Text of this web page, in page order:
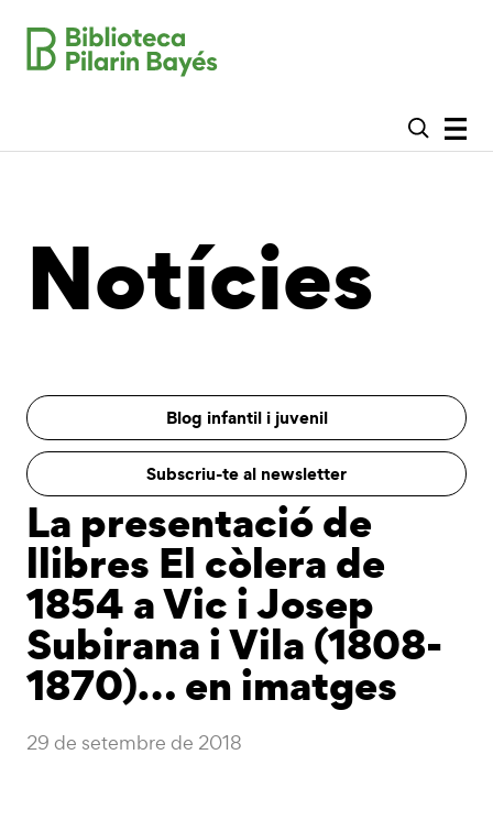
Notícies
Blog infantil i juvenil
Subscriu-te al newsletter
La presentació de
llibres El còlera de
1854 a Vic i Josep
Subirana i Vila (1808-
1870)… en imatges
29 de setembre de 2018